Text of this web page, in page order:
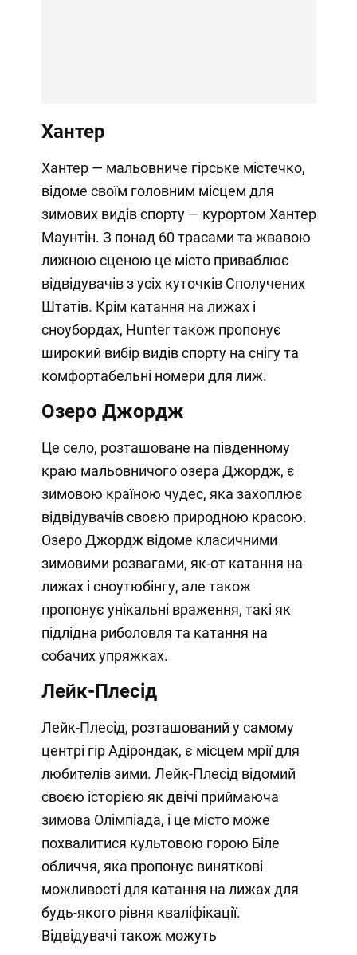
Хантер
Хантер — мальовниче гірське містечко,
відоме своїм головним місцем для
зимових видів спорту — курортом Хантер
Маунтін. З понад 60 трасами та жвавою
лижною сценою це місто приваблює
відвідувачів з усіх куточків Сполучених
Штатів. Крім катання на лижах і
сноубордах, Hunter також пропонує
широкий вибір видів спорту на снігу та
комфортабельні номери для лиж.
Озеро Джордж
Це село, розташоване на південному
краю мальовничого озера Джордж, є
зимовою країною чудес, яка захоплює
відвідувачів своєю природною красою.
Озеро Джордж відоме класичними
зимовими розвагами, як-от катання на
лижах і сноутюбінгу, але також
пропонує унікальні враження, такі як
підлідна риболовля та катання на
собачих упряжках.
Лейк-Плесід
Лейк-Плесід, розташований у самому
центрі гір Адірондак, є місцем мрії для
любителів зими. Лейк-Плесід відомий
своєю історією як двічі приймаюча
зимова Олімпіада, і це місто може
похвалитися культовою горою Біле
обличчя, яка пропонує виняткові
можливості для катання на лижах для
будь-якого рівня кваліфікації.
Відвідувачі також можуть